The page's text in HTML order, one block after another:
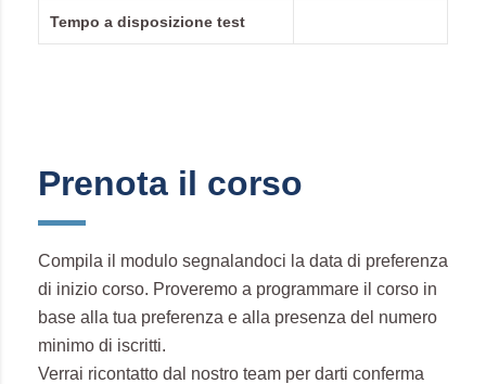
Tempo a disposizione test
Prenota il corso
Compila il modulo segnalandoci la data di preferenza
di inizio corso. Proveremo a programmare il corso in
base alla tua preferenza e alla presenza del numero
minimo di iscritti.
Verrai ricontatto dal nostro team per darti conferma